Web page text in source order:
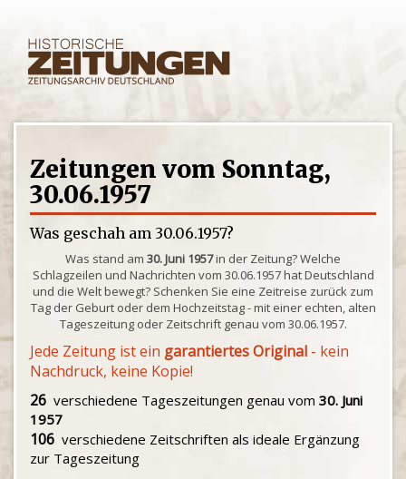
Zeitungen vom Sonntag,
30.06.1957
Was geschah am 30.06.1957?
Was stand am 30. Juni 1957in der Zeitung? Welche
Schlagzeilen und Nachrichten vom 30.06.1957 hat Deutschland
und die Welt bewegt? Schenken Sie eine Zeitreise zurück zum
Tag der Geburt oder dem Hochzeitstag - mit einer echten, alten
Tageszeitung oder Zeitschrift genau vom 30.06.1957.
Jede Zeitung ist ein garantiertes Original - kein
Nachdruck, keine Kopie!
26 verschiedene Tageszeitungen genau vom 30. Juni
1957
106 verschiedene Zeitschriften als ideale Ergänzung
zur Tageszeitung